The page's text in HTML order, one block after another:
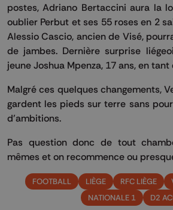
postes, Adriano Bertaccini aura la
oublier Perbut et ses 55 roses en 2
Alessio Cascio, ancien de Visé,
de jambes. Dernière surprise
jeune Joshua Mpenza, 17 ans, en tant
Malgré ces quelques changements,
gardent les pieds sur terre sans
d’ambitions.
Pas question donc de tout
mêmes et on recommence ou
FOOTBALL LIÈGE RFC LIÈGE
NATIONALE 1
D2